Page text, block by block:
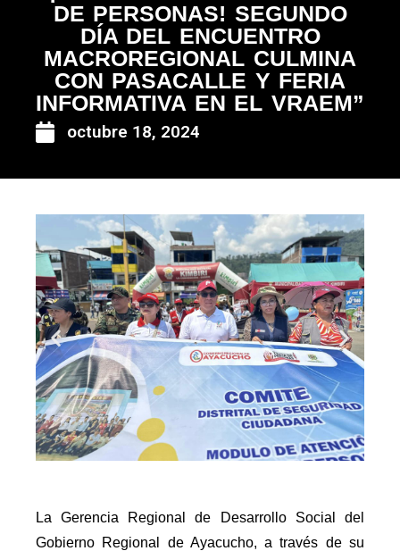
DE PERSONAS! SEGUNDO
DÍA DEL ENCUENTRO
MACROREGIONAL CULMINA
CON PASACALLE Y FERIA
INFORMATIVA EN EL VRAEM”
octubre 18, 2024
Anterior
La Gerencia Regional de Desarrollo Social del
Gobierno Regional de Ayacucho, a través de su